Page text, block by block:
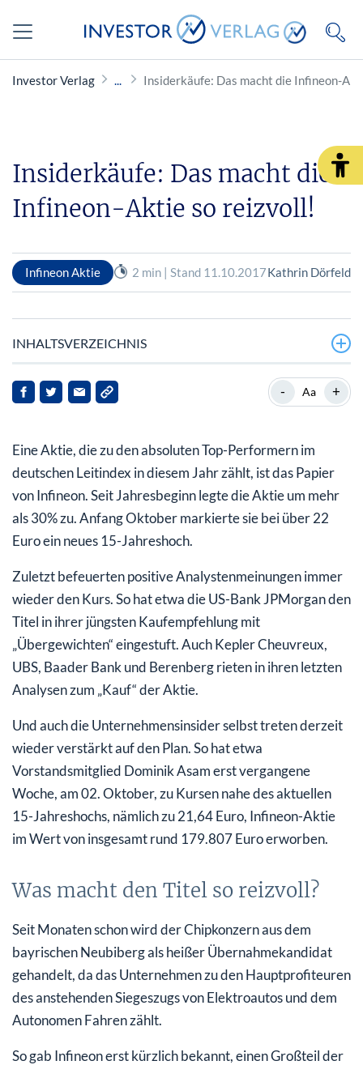
Investor Verlag Insiderkäufe: Das macht die Infineon-
Insiderkäufe: Das macht die
Infineon-Aktie so reizvoll!
Infineon Aktie 2 min | Stand 11.10.2017Kathrin Dörfeld
INHALTSVERZEICHNIS
Was macht den Titel so reizvoll?
- Aa +
Eine Aktie, die zu den absoluten Top-Performern im
deutschen Leitindex in diesem Jahr zählt, ist das Papier
von Infineon. Seit Jahresbeginn legte die Aktie um mehr
als 30% zu. Anfang Oktober markierte sie bei über 22
Euro ein neues 15-Jahreshoch.
Zuletzt befeuerten positive Analystenmeinungen immer
wieder den Kurs. So hat etwa die US-Bank JPMorgan den
Titel in ihrer jüngsten Kaufempfehlung mit
„Übergewichten“ eingestuft. Auch Kepler Cheuvreux,
UBS, Baader Bank und Berenberg rieten in ihren letzten
Analysen zum „Kauf“ der Aktie.
Und auch die Unternehmensinsider selbst treten derzeit
wieder verstärkt auf den Plan. So hat etwa
Vorstandsmitglied Dominik Asam erst vergangene
Woche, am 02. Oktober, zu Kursen nahe des aktuellen
15-Jahreshochs, nämlich zu 21,64 Euro, Infineon-Aktie
im Wert von insgesamt rund 179.807 Euro erworben.
Was macht den Titel so reizvoll?
Seit Monaten schon wird der Chipkonzern aus dem
bayrischen Neubiberg als heißer Übernahmekandidat
gehandelt, da das Unternehmen zu den Hauptprofiteuren
des anstehenden Siegeszugs von Elektroautos und dem
Autonomen Fahren zählt.
So gab Infineon erst kürzlich bekannt, einen Großteil der